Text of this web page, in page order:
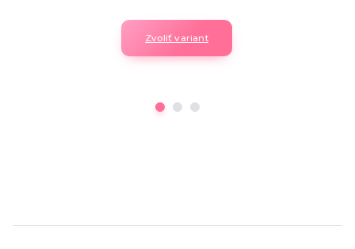
Zvoliť variant